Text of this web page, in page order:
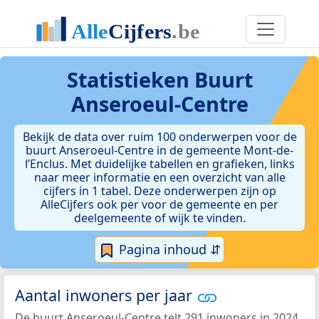
Statistieken Buurt
Anseroeul-Centre
Bekijk de data over ruim 100 onderwerpen voor de
buurt Anseroeul-Centre in de gemeente Mont-de-
l’Enclus. Met duidelijke tabellen en grafieken, links
naar meer informatie en een overzicht van alle
cijfers in 1 tabel. Deze onderwerpen zijn op
AlleCijfers ook per voor de gemeente en per
deelgemeente of wijk te vinden.
Pagina inhoud ⇵
Aantal inwoners per jaar